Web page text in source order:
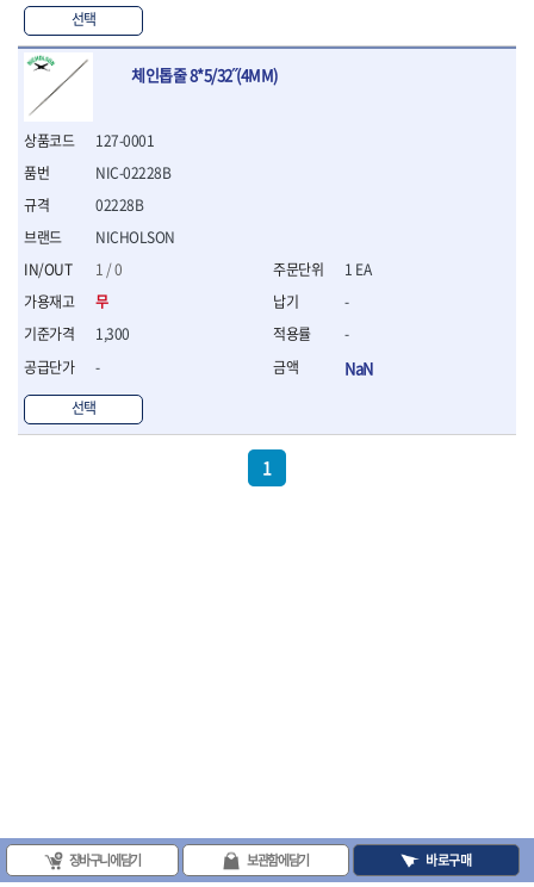
- 라쳇옵셋렌치
- 콤비네이션렌치세트
- 플레어너트렌치
- 양구스패너세트
- 라쳇콤비네이션렌치세
- 라쳇콤비네이션세트
- 라쳇렌치
- 함마렌치
- 미니라쳇세트
- 기타
- 라쳇 드라이버
- 스피드렌치
- 모터렌치
- 절연링렌치
- 절연플라이어
선택
체인톱줄 8*5/32˝(4MM)
127-0001
NICHOLSON
1 / 0
무
1,300
-
선택
NIC-02228B
02228B
1 EA
-
-
NaN
1
장바구니에 담기 보관함에 담기 바로구매